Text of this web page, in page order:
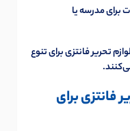
برای مدرسه یا
تحریر فانتزی برای تنوع
فانتزی برای